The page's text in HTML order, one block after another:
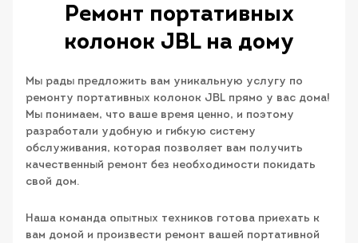
Ремонт портативных
колонок JBL на дому
Мы рады предложить вам уникальную услугу по
ремонту портативных колонок JBL прямо у вас дома!
Мы понимаем, что ваше время ценно, и поэтому
разработали удобную и гибкую систему
обслуживания, которая позволяет вам получить
качественный ремонт без необходимости покидать
свой дом.
Наша команда опытных техников готова приехать к
вам домой и произвести ремонт вашей портативной